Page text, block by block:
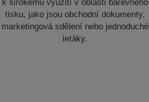
k širokému využití v oblasti barevného
tisku, jako jsou obchodní dokumenty,
marketingová sdělení nebo jednoduché
letáky.